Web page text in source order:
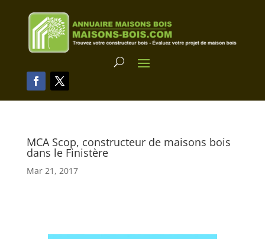
MCA Scop, constructeur de maisons bois
dans le Finistère
Mar 21, 2017